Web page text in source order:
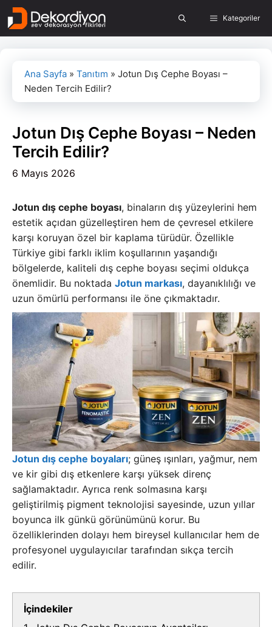
İçeriğe
atla
Kategoriler
Ana Sayfa » Tanıtım » Jotun Dış Cephe Boyası –
Neden Tercih Edilir?
Jotun Dış Cephe Boyası – Neden
Tercih Edilir?
6 Mayıs 2026
Jotun dış cephe boyası, binaların dış yüzeylerini hem
estetik açıdan güzelleştiren hem de çevresel etkilere
karşı koruyan özel bir kaplama türüdür. Özellikle
Türkiye gibi farklı iklim koşullarının yaşandığı
bölgelerde, kaliteli dış cephe boyası seçimi oldukça
önemlidir. Bu noktada Jotun markası, dayanıklılığı ve
uzun ömürlü performansı ile öne çıkmaktadır.
Jotun dış cephe boyaları; güneş ışınları, yağmur, nem
ve kir gibi dış etkenlere karşı yüksek direnç
sağlamaktadır. Ayrıca renk solmasına karşı
geliştirilmiş pigment teknolojisi sayesinde, uzun yıllar
boyunca ilk günkü görünümünü korur. Bu
özelliklerinden dolayı hem bireysel kullanıcılar hem de
profesyonel uygulayıcılar tarafından sıkça tercih
edilir.
İçindekiler